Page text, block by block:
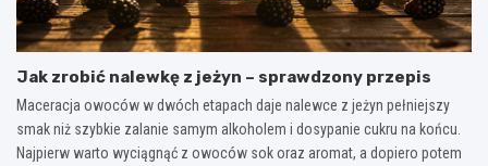
Jak zrobić nalewkę z jeżyn – sprawdzony przepis
Maceracja owoców w dwóch etapach daje nalewce z jeżyn pełniejszy
smak niż szybkie zalanie samym alkoholem i dosypanie cukru na końcu.
Najpierw warto wyciągnąć z owoców sok oraz aromat, a dopiero potem